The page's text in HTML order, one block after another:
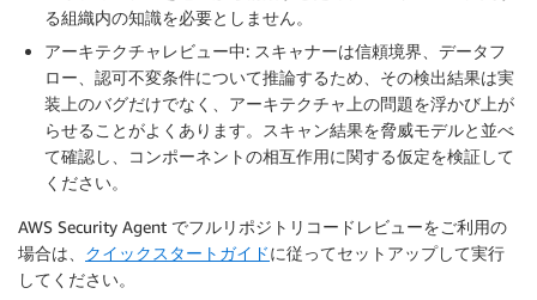
る組織内の知識を必要としません。
アーキテクチャレビュー中: スキャナーは信頼境界、データフ
ロー、認可不変条件について推論するため、その検出結果は実
装上のバグだけでなく、アーキテクチャ上の問題を浮かび上が
らせることがよくあります。スキャン結果を脅威モデルと並べ
て確認し、コンポーネントの相互作用に関する仮定を検証して
ください。
AWS Security Agent でフルリポジトリコードレビューをご利用の
場合は、 クイックスタートガイドに従ってセットアップして実行
してください。